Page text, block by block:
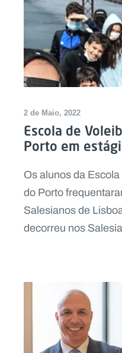
2 de Maio, 2022
Escola de
Porto em
Os alunos da
do Porto
Salesianos de
decorreu nos